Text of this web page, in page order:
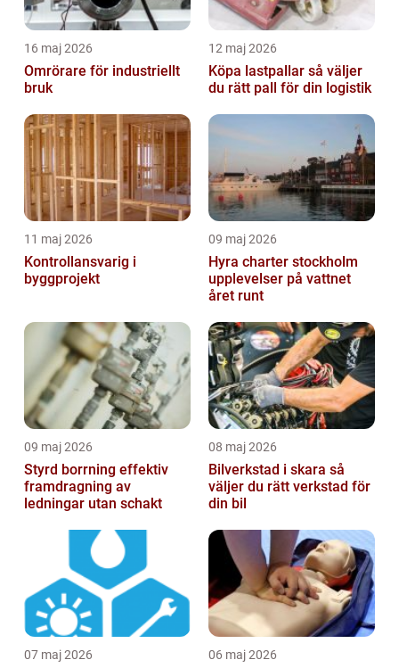
16 maj 2026
Omrörare för industriellt
bruk
12 maj 2026
Köpa lastpallar så väljer
du rätt pall för din logistik
11 maj 2026
Kontrollansvarig i
byggprojekt
09 maj 2026
Hyra charter stockholm
upplevelser på vattnet
året runt
09 maj 2026
Styrd borrning effektiv
framdragning av
ledningar utan schakt
08 maj 2026
Bilverkstad i skara så
väljer du rätt verkstad för
din bil
07 maj 2026 06 maj 2026